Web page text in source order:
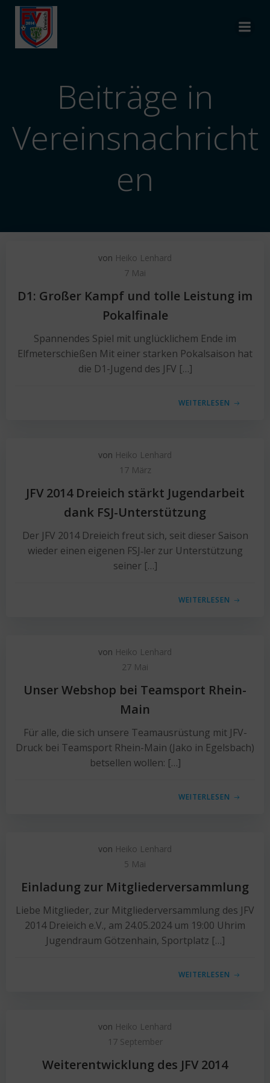
Beiträge in
Vereinsnachricht
en
von Heiko Lenhard
7 Mai
D1: Großer Kampf und tolle Leistung im
Pokalfinale
Spannendes Spiel mit unglücklichem Ende im
Elfmeterschießen Mit einer starken Pokalsaison hat
die D1-Jugend des JFV […]
WEITERLESEN
von Heiko Lenhard
17 März
JFV 2014 Dreieich stärkt Jugendarbeit
dank FSJ-Unterstützung
Der JFV 2014 Dreieich freut sich, seit dieser Saison
wieder einen eigenen FSJ‑ler zur Unterstützung
seiner […]
WEITERLESEN
von Heiko Lenhard
27 Mai
Unser Webshop bei Teamsport Rhein-
Main
Für alle, die sich unsere Teamausrüstung mit JFV-
Druck bei Teamsport Rhein-Main (Jako in Egelsbach)
betsellen wollen: […]
WEITERLESEN
von Heiko Lenhard
5 Mai
Einladung zur Mitgliederversammlung
Liebe Mitglieder, zur Mitgliederversammlung des JFV
2014 Dreieich e.V., am 24.05.2024 um 19:00 Uhrim
Jugendraum Götzenhain, Sportplatz […]
WEITERLESEN
von Heiko Lenhard
17 September
Weiterentwicklung des JFV 2014